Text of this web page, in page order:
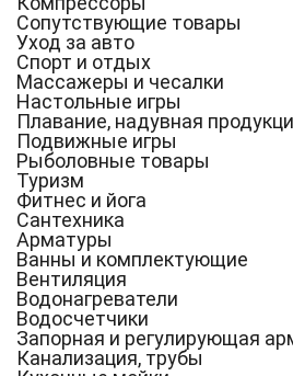
Сопутствующие товары
Уход за авто
Спорт и отдых
Массажеры и чесалки
Настольные игры
Плавание, надувная
Подвижные игры
Рыболовные товары
Туризм
Фитнес и йога
Сантехника
Арматуры
Ванны и комплектующие
Вентиляция
Водонагреватели
Водосчетчики
Запорная и регулирующая
Канализация, трубы